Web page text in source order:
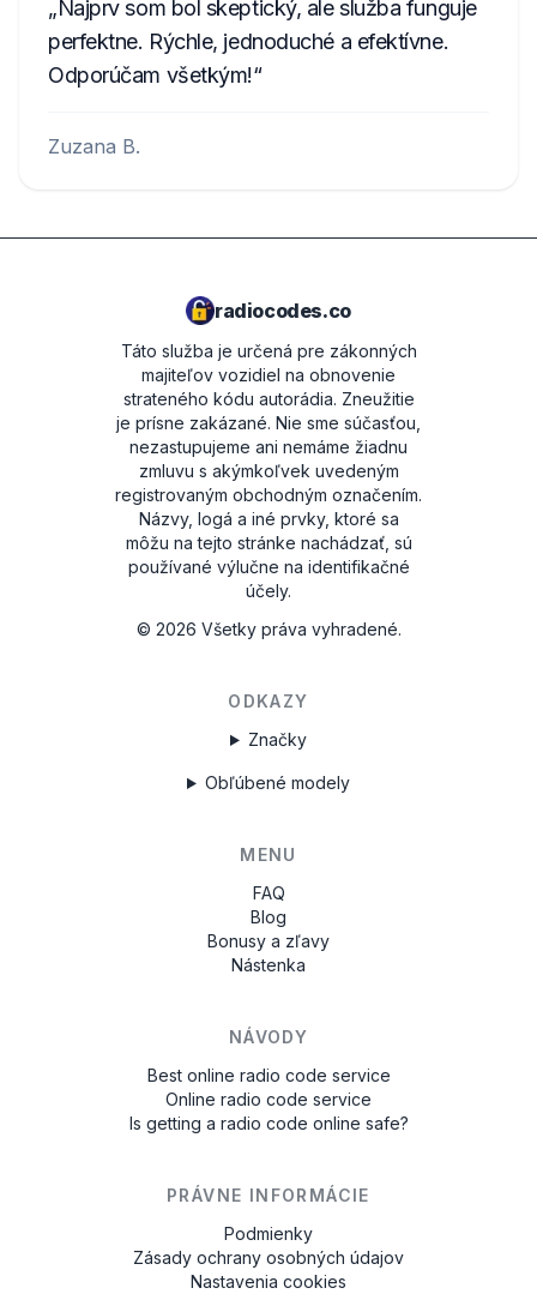
Najprv som bol skeptický, ale služba funguje
perfektne. Rýchle, jednoduché a efektívne.
Odporúčam všetkým!
Zuzana B.
radiocodes.co
Táto služba je určená pre zákonných
majiteľov vozidiel na obnovenie
strateného kódu autorádia. Zneužitie
je prísne zakázané. Nie sme súčasťou,
nezastupujeme ani nemáme žiadnu
zmluvu s akýmkoľvek uvedeným
registrovaným obchodným označením.
Názvy, logá a iné prvky, ktoré sa
môžu na tejto stránke nachádzať, sú
používané výlučne na identifikačné
účely.
© 2026 Všetky práva vyhradené.
ODKAZY
Značky
Obľúbené modely
MENU
FAQ
Blog
Bonusy a zľavy
Nástenka
NÁVODY
Best online radio code service
Online radio code service
Is getting a radio code online safe?
PRÁVNE INFORMÁCIE
Podmienky
Zásady ochrany osobných údajov
Nastavenia cookies